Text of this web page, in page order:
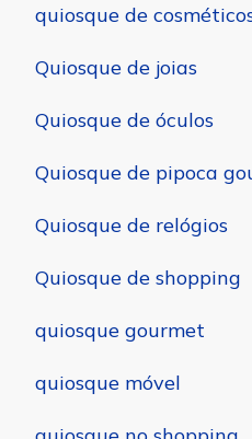
quiosque de
Quiosque de joias
Quiosque de óculos
Quiosque de pipoca
Quiosque de relógios
Quiosque de shopping
quiosque gourmet
quiosque móvel